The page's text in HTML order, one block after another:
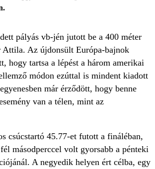
pályás vb-jén jutott be a 400 méter
Attila. Az újdonsült Európa-bajnok
hogy tartsa a lépést a három amerikai
módon ezúttal is mindent kiadott
már érződött, hogy benne
van a télen, mint az
csúcstartó 45.77-et futott a fináléban,
másodperccel volt gyorsabb a pénteki
A negyedik helyen ért célba, egy